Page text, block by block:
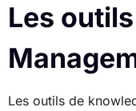
Les
Les outils de